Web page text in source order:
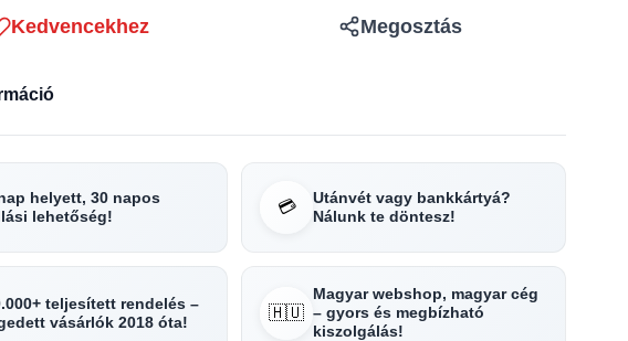
Kedvencekhez Megosztás
helyett, 30 napos
lehetőség!
💳
Utánvét vagy bankkártyá?
Nálunk te döntesz!
teljesített rendelés –
vásárlók 2018 óta!
🇭🇺
Magyar webshop, magyar cég
– gyors és megbízható
kiszolgálás!